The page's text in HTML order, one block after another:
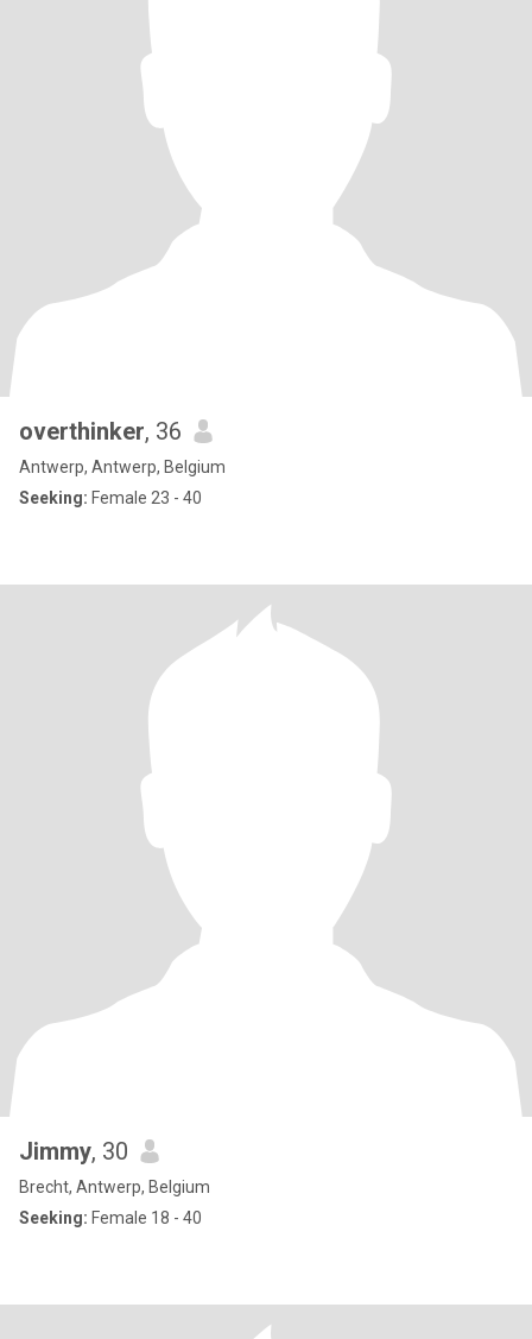
overthinker, 36
Antwerp, Antwerp, Belgium
Seeking: Female 23 - 40
Jimmy, 30
Brecht, Antwerp, Belgium
Seeking: Female 18 - 40